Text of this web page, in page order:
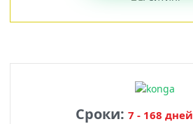
Сроки: 7 - 168 дней